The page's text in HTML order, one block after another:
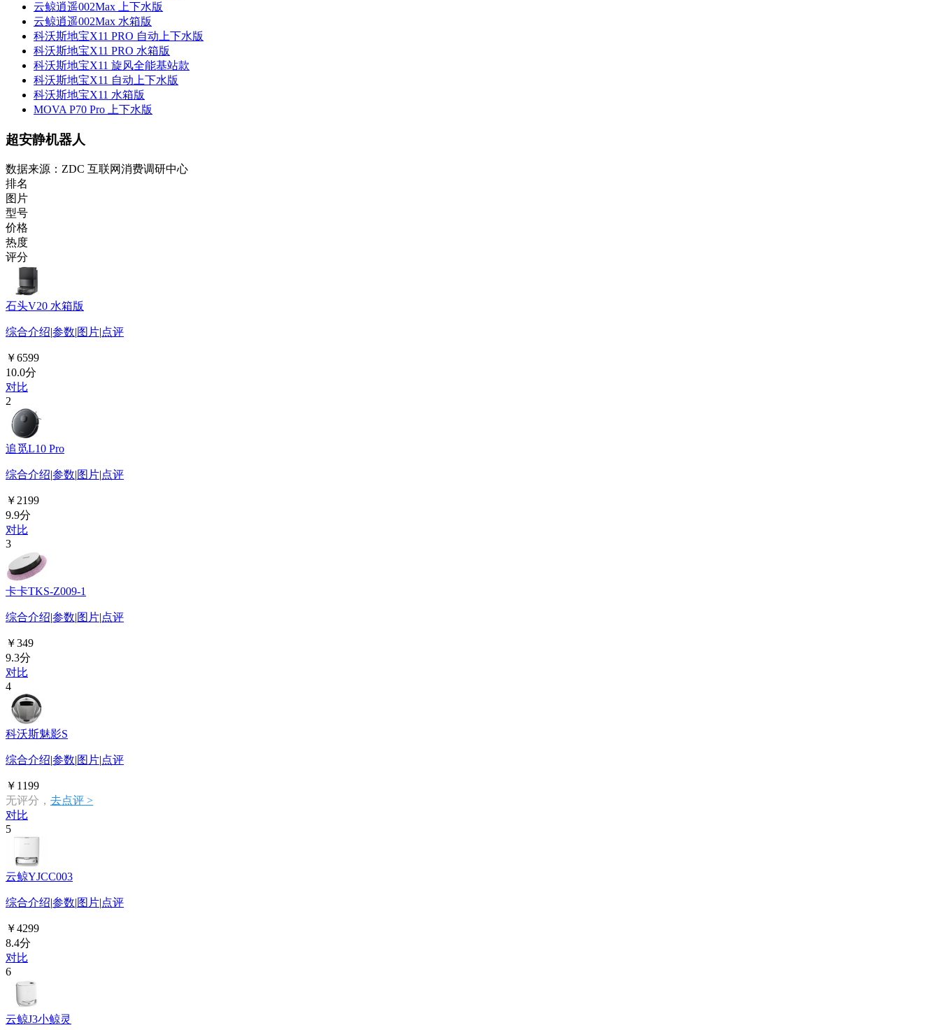
云鲸逍遥002Max 上下水版
云鲸逍遥002Max 水箱版
科沃斯地宝X11 PRO 自动上下水版
科沃斯地宝X11 PRO 水箱版
科沃斯地宝X11 旋风全能基站款
科沃斯地宝X11 自动上下水版
科沃斯地宝X11 水箱版
MOVA P70 Pro 上下水版
超安静机器人
数据来源：ZDC 互联网消费调研中心
排名
图片
型号
价格
热度
评分
石头V20 水箱版
综合介绍|参数|图片|点评
￥6599
10.0分
对比
2
追觅L10 Pro
综合介绍|参数|图片|点评
￥2199
9.9分
对比
3
卡卡TKS-Z009-1
综合介绍|参数|图片|点评
￥349
9.3分
对比
4
科沃斯魅影S
综合介绍|参数|图片|点评
￥1199
无评分， 去点评 >
对比
5
云鲸YJCC003
综合介绍|参数|图片|点评
￥4299
8.4分
对比
6
云鲸J3小鲸灵